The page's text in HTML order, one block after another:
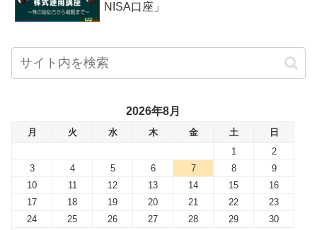
NISA口座」
2026年8月
月 火 水 木 金 土
日
1
2
3
4 5 6 7 8
9
10
11 12 13 14 15
16
17
18 19 20 21 22
23
24
25 26 27 28 29
30